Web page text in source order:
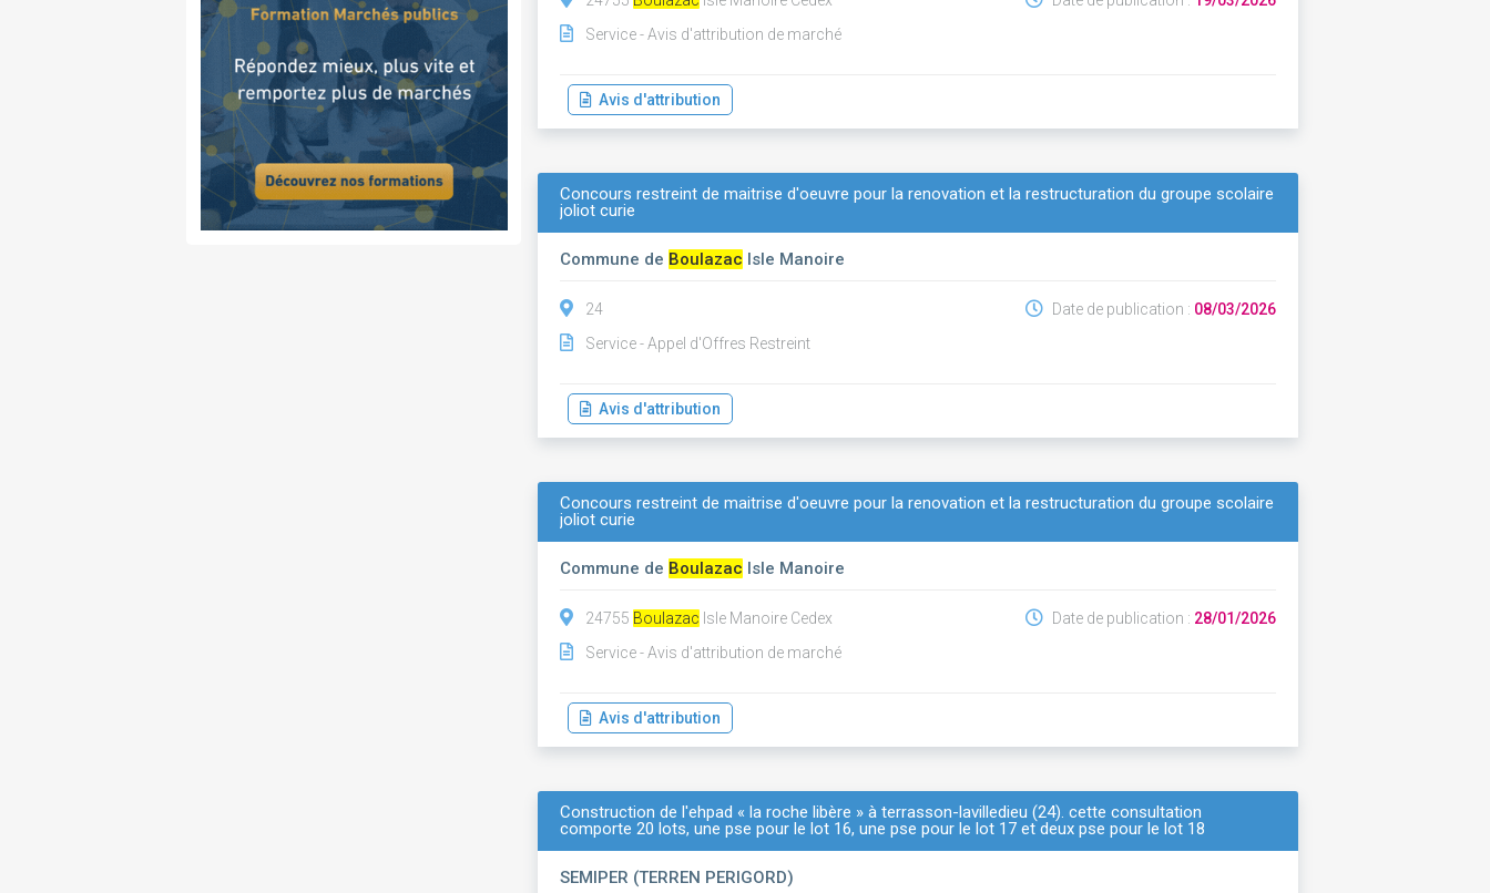
Service - Avis d'attribution de marché
Avis d'attribution
Concours restreint de maitrise d'oeuvre pour la renovation et la restructuration du groupe scolaire
joliot curie
Commune de Boulazac Isle Manoire
24
Service - Appel d'Offres Restreint
Date de publication : 08/03/2026
Avis d'attribution
Concours restreint de maitrise d'oeuvre pour la renovation et la restructuration du groupe scolaire
joliot curie
Commune de Boulazac Isle Manoire
24755 Boulazac Isle Manoire Cedex
Service - Avis d'attribution de marché
Date de publication : 28/01/2026
Avis d'attribution
Construction de l'ehpad « la roche libère » à terrasson-lavilledieu (24). cette consultation
comporte 20 lots, une pse pour le lot 16, une pse pour le lot 17 et deux pse pour le lot 18
SEMIPER (TERREN PERIGORD)